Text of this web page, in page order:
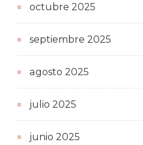
octubre 2025
septiembre 2025
agosto 2025
julio 2025
junio 2025